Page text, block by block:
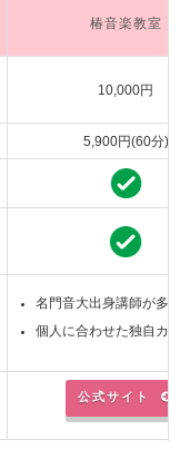
椿音楽教室
10,000円
5,900円(60分)
名門音大出身講師が多
個人に合わせた独自カ
公式サイト